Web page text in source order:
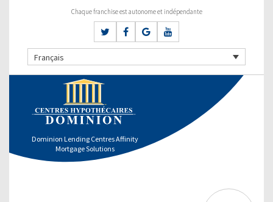
Chaque franchise est autonome et indépendante
Français
Dominion Lending Centres Affinity
Mortgage Solutions